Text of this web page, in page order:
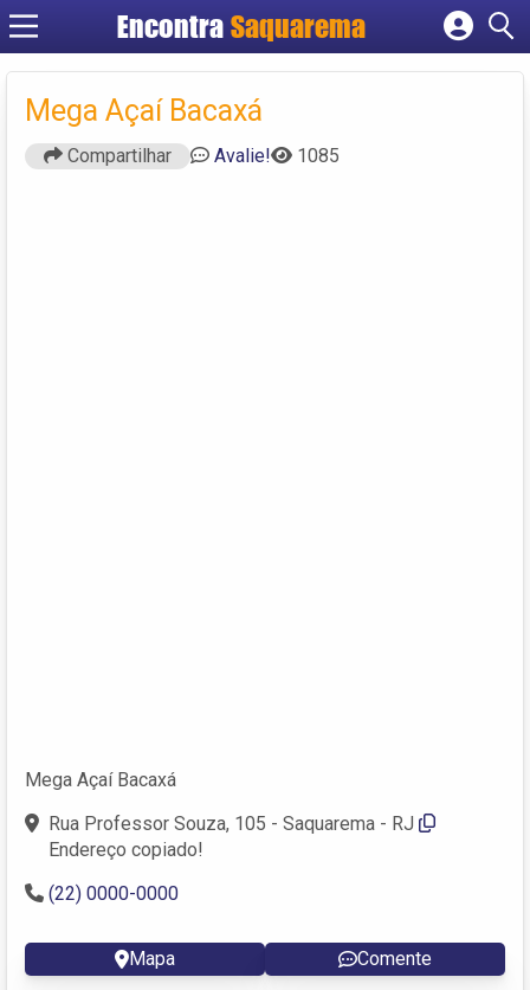
Encontra Saquarema
Cadastrar empresa
Criar conta
Mega Açaí Bacaxá
Compartilhar Avalie! 1085
Mega Açaí Bacaxá
Rua Professor Souza, 105 - Saquarema - RJ
Endereço copiado!
(22) 0000-0000
Mapa Comente